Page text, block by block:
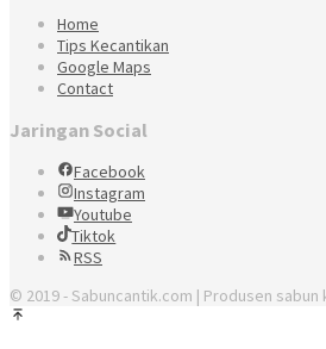
Home
Tips Kecantikan
Google Maps
Contact
Jaringan Social
Facebook
Instagram
Youtube
Tiktok
RSS
© 2019 - Sabuncantik.com | Produsen sabun